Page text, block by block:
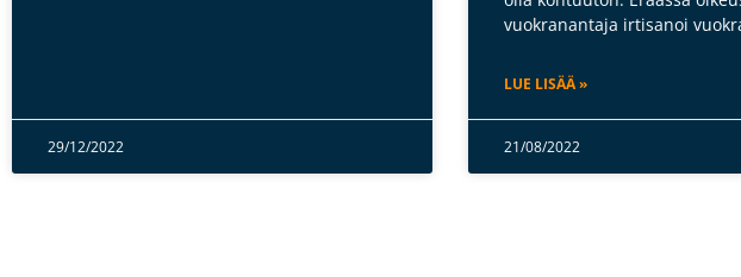
29/12/2022
vuokranantaja irtisanoi
LUE LISÄÄ »
21/08/2022